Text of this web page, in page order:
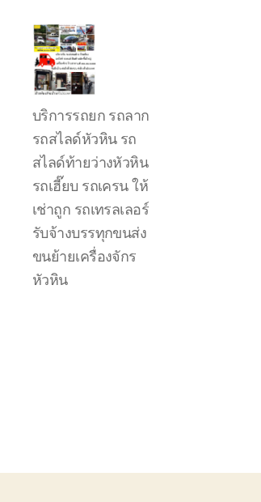
ลาก
รถ
สไลด์
เขต
หัวหิน
24
ชั่วโมง
ติดต่อ
โทร
บริการรถยก รถลาก
รถสไลด์หัวหิน รถ
สไลด์ท้ายว่างหัวหิน
รถเฮี๊ยบ รถเครน ให้
เช่าถูก รถเทรลเลอร์
รับจ้างบรรทุกขนส่ง
ขนย้ายเครื่องจักร
หัวหิน